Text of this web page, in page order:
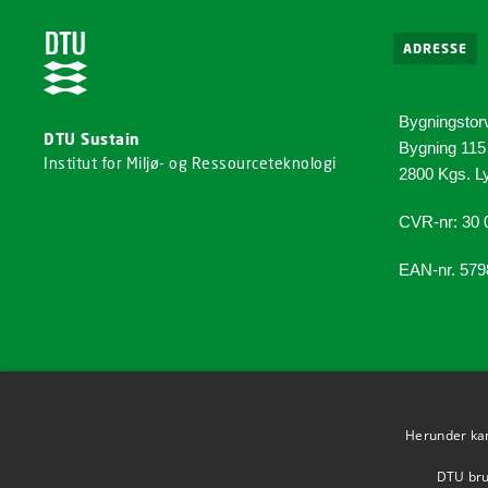
DTU Sustain
Institut for Miljø- og Ressourceteknologi
ADRESSE
Bygning 115
2800 Kgs.
CVR-nr: 30
EAN-nr.
Herunder
DTU